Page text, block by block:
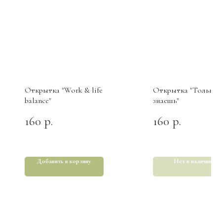
Открытка "Work & life
balance"
160 р.
Добавить в корзину
Открытка "Только
знаешь"
160 р.
Нет в наличии